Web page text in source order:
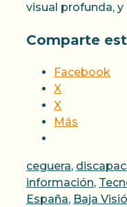
visual profunda,
Comparte
Facebook
X
X
Más
Categorías
ceguera,
información,
España, Baja